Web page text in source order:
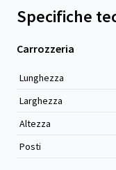
Specifiche
Carrozzeria
Lunghezza
Larghezza
Altezza
Posti